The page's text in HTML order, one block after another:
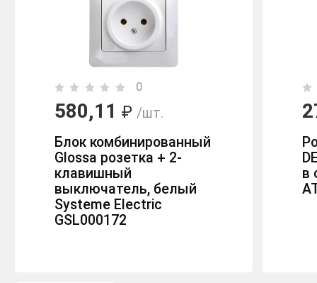
0
580,11 ₽ /шт.
Блок комбинированный
Glossa розетка + 2-
клавишный
выключатель, белый
Systeme Electric
GSL000172
в